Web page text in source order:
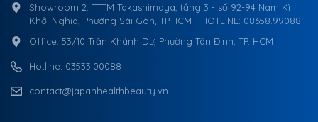
Showroom 2: TTTM Takashimaya, tầng 3 - số 92-94 Nam Kì
Khởi Nghĩa, Phường Sài Gòn, TP.HCM - HOTLINE: 08658.99088
Office: 53/10 Trần Khánh Dư, Phường Tân Định, TP. HCM
Hotline: 03533.00088
contact@japanhealthbeauty.vn